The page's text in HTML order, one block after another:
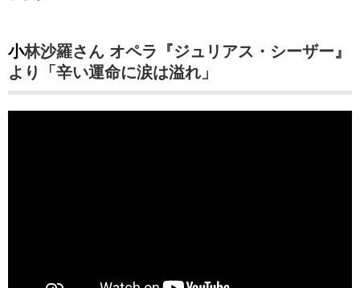
小林沙羅さん オペラ『ジュリアス・シーザー』
より「辛い運命に涙は溢れ」